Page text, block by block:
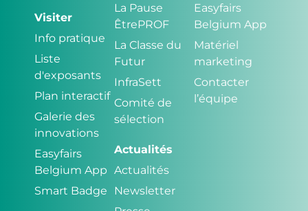
Visiter
Info pratique
Liste
d'exposants
Plan interactif
Galerie des
innovations
Easyfairs
Belgium App
Smart Badge
La Pause
ÊtrePROF
La Classe du
Futur
InfraSett
Comité de
sélection
Actualités
Actualités
Newsletter
Easyfairs
Belgium App
Matériel
marketing
Contacter
l’équipe